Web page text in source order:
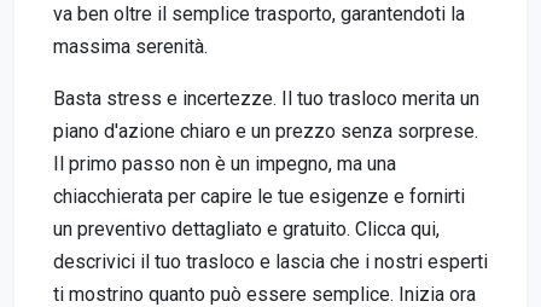
va ben oltre il semplice trasporto, garantendoti la
massima serenità.
Basta stress e incertezze. Il tuo trasloco merita un
piano d'azione chiaro e un prezzo senza sorprese.
Il primo passo non è un impegno, ma una
chiacchierata per capire le tue esigenze e fornirti
un preventivo dettagliato e gratuito. Clicca qui,
descrivici il tuo trasloco e lascia che i nostri esperti
ti mostrino quanto può essere semplice. Inizia ora